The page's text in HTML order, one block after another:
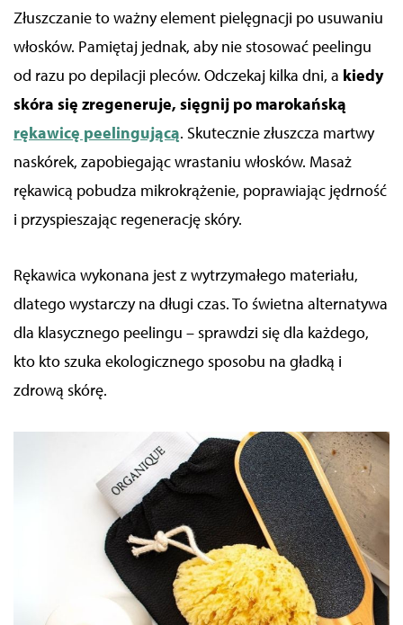
Złuszczanie to ważny element pielęgnacji po usuwaniu
włosków. Pamiętaj jednak, aby nie stosować peelingu
od razu po depilacji pleców. Odczekaj kilka dni, a kiedy
skóra się zregeneruje, sięgnij po marokańską
rękawicę peelingującą. Skutecznie złuszcza martwy
naskórek, zapobiegając wrastaniu włosków. Masaż
rękawicą pobudza mikrokrążenie, poprawiając jędrność
i przyspieszając regenerację skóry.
Rękawica wykonana jest z wytrzymałego materiału,
dlatego wystarczy na długi czas. To świetna alternatywa
dla klasycznego peelingu – sprawdzi się dla każdego,
kto kto szuka ekologicznego sposobu na gładką i
zdrową skórę.